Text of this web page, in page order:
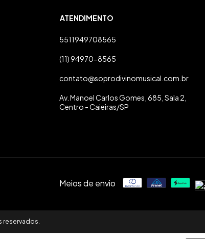
ATENDIMENTO
5511949708565
(11) 94970-8565
contato@soprodivinomusical.com.br
Av. Manoel Carlos Gomes, 685, Sala 2,
Centro - Caieiras/SP
Meios de envio
reservados.